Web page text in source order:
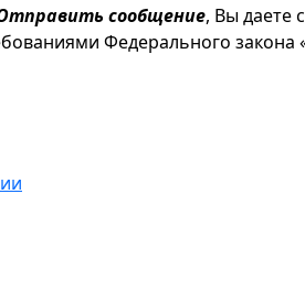
сообщение, Вы даете
Федерального